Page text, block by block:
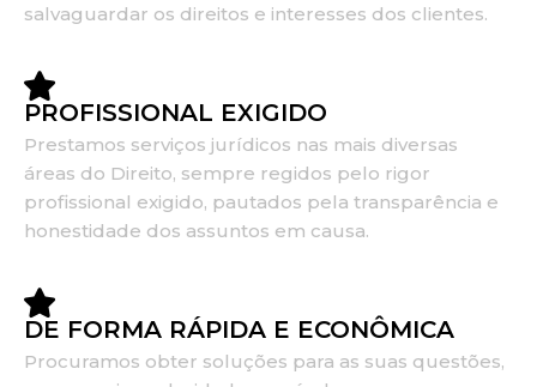
salvaguardar os direitos e interesses dos clientes.
PROFISSIONAL EXIGIDO
Prestamos serviços jurídicos nas mais diversas
áreas do Direito, sempre regidos pelo rigor
profissional exigido, pautados pela transparência e
honestidade dos assuntos em causa.
DE FORMA RÁPIDA E ECONÔMICA
Procuramos obter soluções para as suas questões,